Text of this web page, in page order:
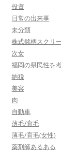
投資
日常の出来事
未分類
株式銘柄スクリ
次女
福岡の県民性を
納税
美容
肉
自動車
薄毛/育毛
薄毛/育毛(女性)
薬剤師あるある